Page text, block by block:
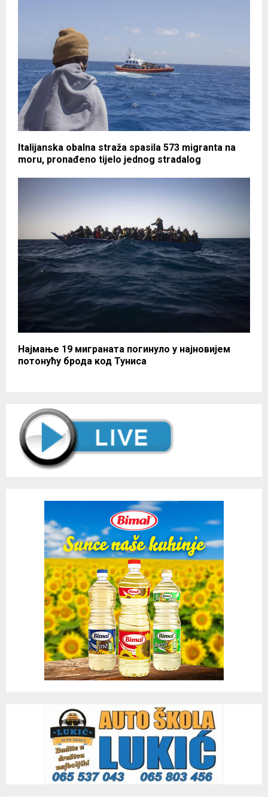
Italijanska obalna straža spasila 573 migranta na
moru, pronađeno tijelo jednog stradalog
Најмање 19 миграната погинуло у најновијем
потонућу брода код Туниса